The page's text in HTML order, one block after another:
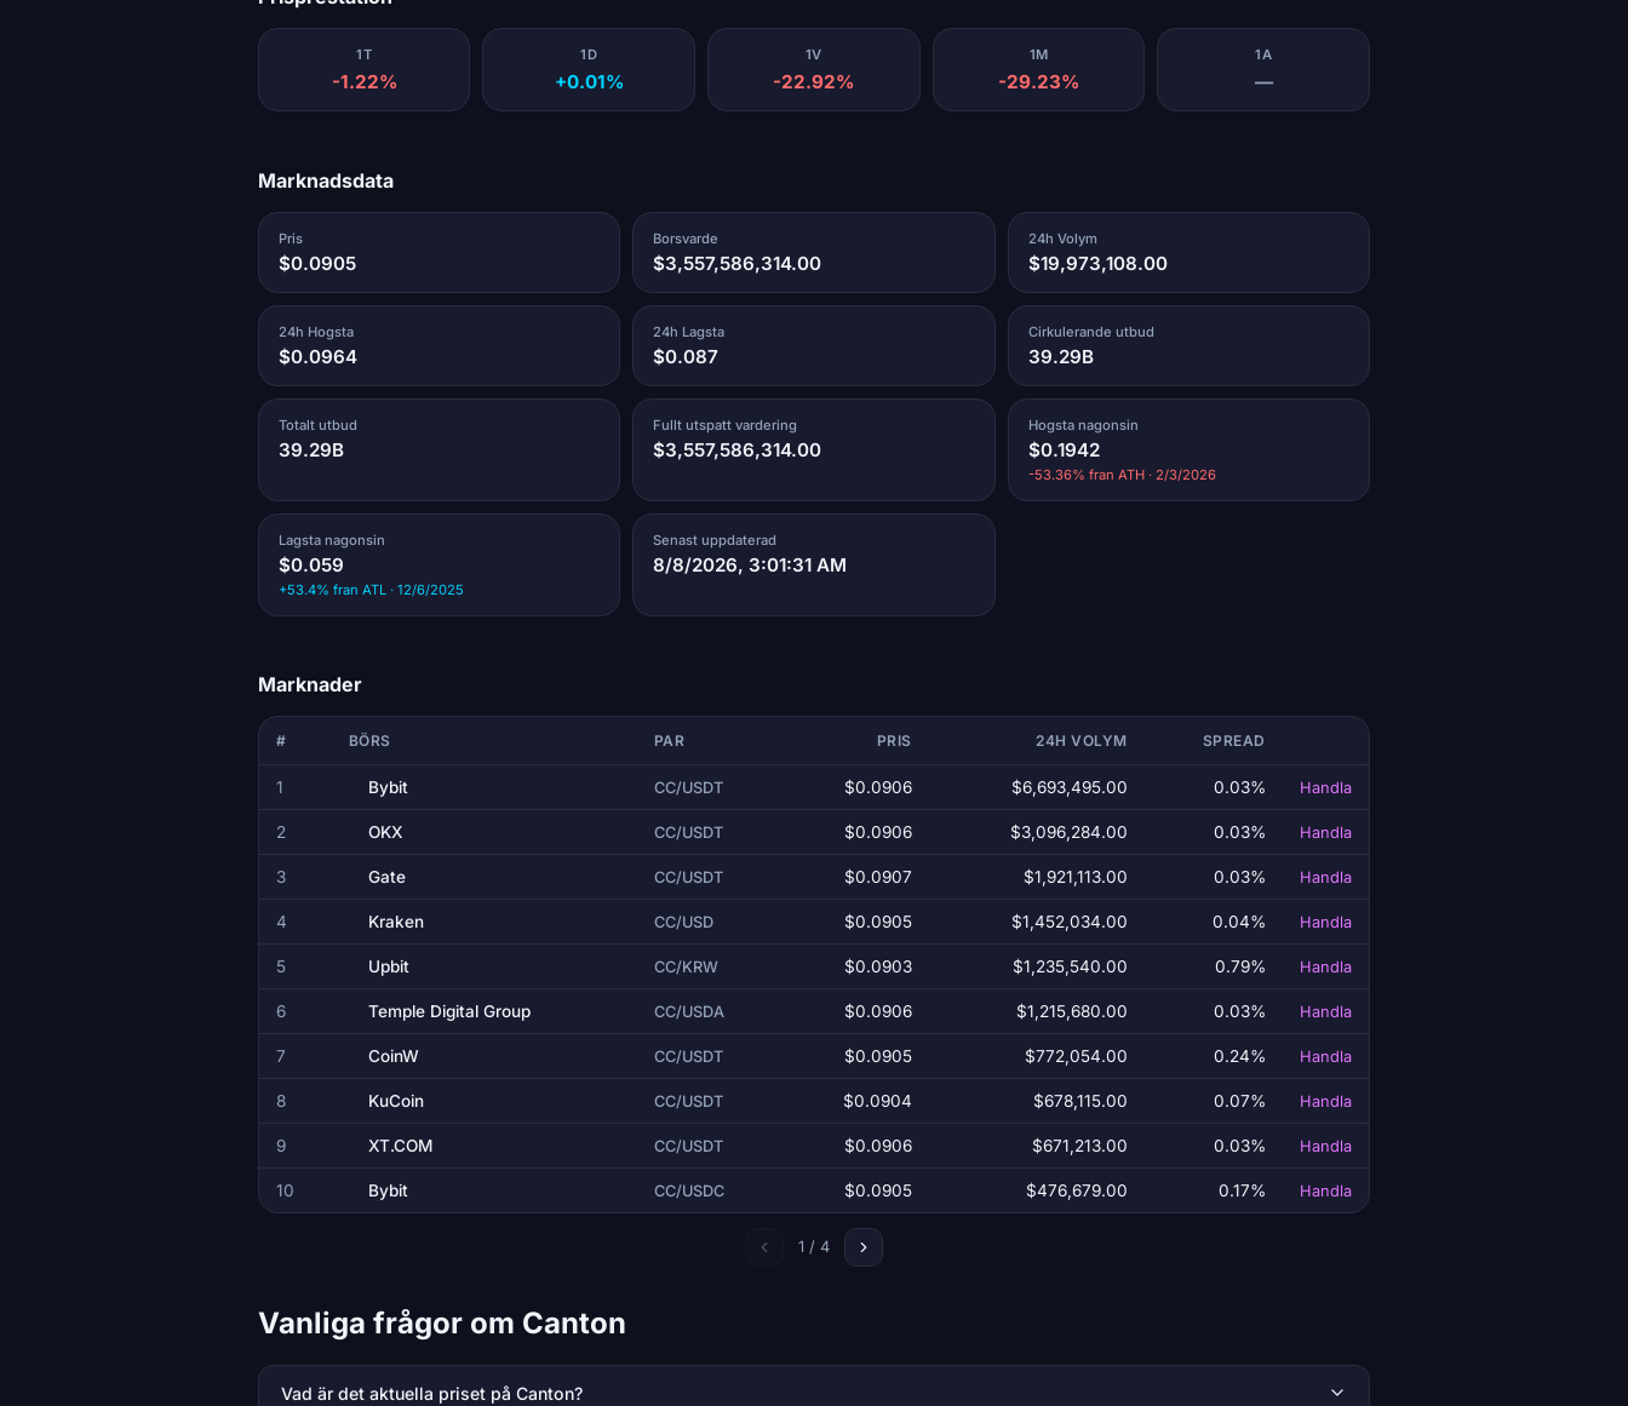
1T
-1.22%
1D
+0.01%
1V
-22.92%
1M
-29.23%
1A
—
Marknadsdata
Pris
$0.0905
Borsvarde
$3,557,586,314.00
24h Volym
$19,973,108.00
24h Hogsta
$0.0964
24h Lagsta
$0.087
Cirkulerande utbud
39.29B
Totalt utbud
39.29B
Fullt utspatt vardering
$3,557,586,314.00
Hogsta nagonsin
$0.1942
-53.36% fran ATH · 2/3/2026
Lagsta nagonsin
$0.059
+53.4% fran ATL · 12/6/2025
Senast uppdaterad
8/8/2026, 3:01:31 AM
Marknader
# BÖRS PAR PRIS 24H VOLYM SPREAD
1 Bybit CC/USDT $0.0906 $6,693,495.00 0.03% Handla
2 OKX CC/USDT $0.0906 $3,096,284.00 0.03% Handla
3 Gate CC/USDT $0.0907 $1,921,113.00 0.03% Handla
4 Kraken CC/USD $0.0905 $1,452,034.00 0.04% Handla
5 Upbit CC/KRW $0.0903 $1,235,540.00 0.79% Handla
6 Temple Digital Group CC/USDA $0.0906 $1,215,680.00 0.03% Handla
7 CoinW CC/USDT $0.0905 $772,054.00 0.24% Handla
8 KuCoin CC/USDT $0.0904 $678,115.00 0.07% Handla
9 XT.COM CC/USDT $0.0906 $671,213.00 0.03% Handla
10 Bybit CC/USDC $0.0905 $476,679.00 0.17% Handla
1 / 4
Vanliga frågor om Canton
Vad är det aktuella priset på Canton?